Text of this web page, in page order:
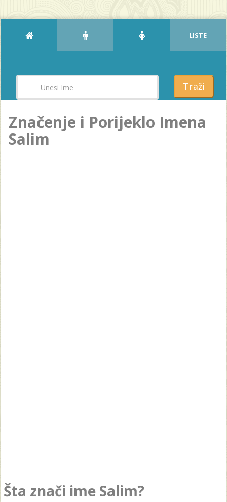
LISTE
Traži
Značenje i Porijeklo Imena
Salim
Šta znači ime Salim?